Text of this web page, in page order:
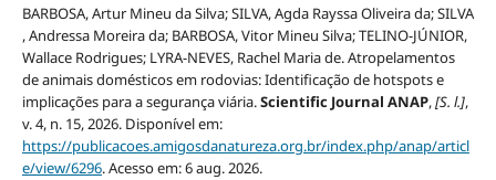
BARBOSA, Artur Mineu da Silva; SILVA, Agda Rayssa Oliveira da; SILVA
, Andressa Moreira da; BARBOSA, Vitor Mineu Silva; TELINO-JÚNIOR,
Wallace Rodrigues; LYRA-NEVES, Rachel Maria de. Atropelamentos
de animais domésticos em rodovias: Identificação de hotspots e
implicações para a segurança viária.Scientific Journal ANAP,[S. l.],
v. 4, n. 15, 2026. Disponível em:
https://publicacoes.amigosdanatureza.org.br/index.php/anap/articl
e/view/6296. Acesso em: 6 aug. 2026.